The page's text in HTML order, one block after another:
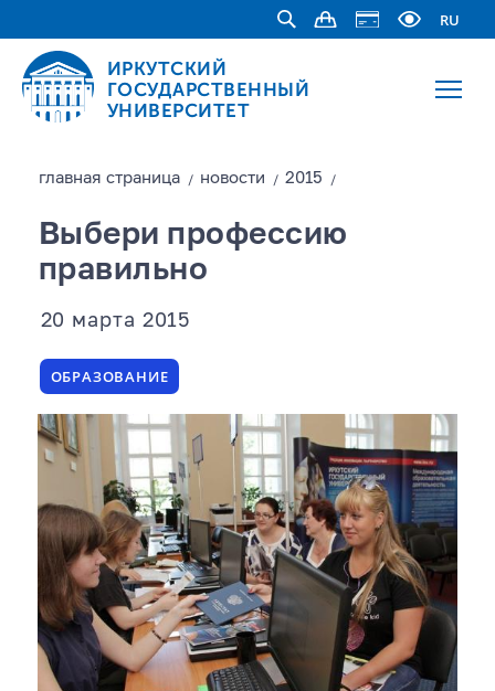
RU
ИРКУТСКИЙ
ГОСУДАРСТВЕННЫЙ
УНИВЕРСИТЕТ
главная страницa / новости / 2015 /
Выбери профессию
правильно
20 марта 2015
ОБРАЗОВАНИЕ